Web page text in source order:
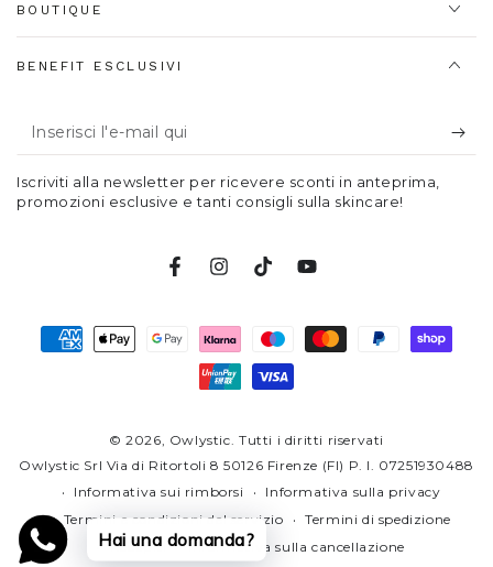
BOUTIQUE
BENEFIT ESCLUSIVI
Inserisci
l'e-
mail
Iscriviti alla newsletter per ricevere sconti in anteprima,
promozioni esclusive e tanti consigli sulla skincare!
FacebookInstagram
TikTokYouTube
© 2026, Owlystic . Tutti i diritti riservati
Owlystic Srl Via di Ritortoli 8 50126 Firenze (FI) P. I. 07251930488
Informativa sui rimborsi
Informativa sulla privacy
Termini e condizioni del servizio
Termini di spedizione
Recapiti
Informativa sulla cancellazione
Modalità
Hai una domanda?